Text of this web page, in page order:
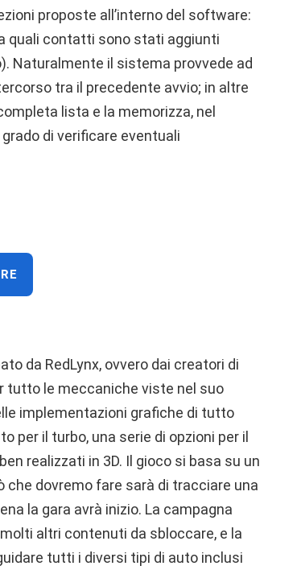
proposte all’interno del software:
quali contatti sono stati aggiunti
Naturalmente il sistema provvede ad
tra il precedente avvio; in altre
lista e la memorizza, nel
di verificare eventuali
da RedLynx, ovvero dai creatori di
tutto le meccaniche viste nel suo
implementazioni grafiche di tutto
per il turbo, una serie di opzioni per il
realizzati in 3D. Il gioco si basa su un
dovremo fare sarà di tracciare una
la gara avrà inizio. La campagna
altri contenuti da sbloccare, e la
tutti i diversi tipi di auto inclusi